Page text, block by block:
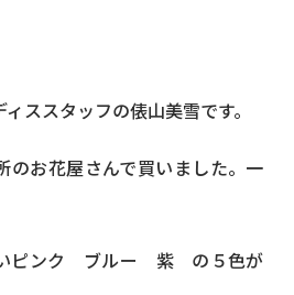
ススタッフの俵山美雪です。
のお花屋さんで買いました。一
ピンク ブルー 紫 の５色が